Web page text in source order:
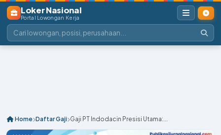
Loker Nasional
Portal Lowongan Kerja
Home Daftar Gaji Gaji PT Indodacin Presisi Utama:...